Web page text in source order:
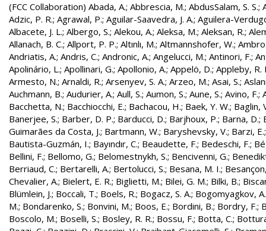
(FCC Collaboration) Abada, A.; Abbrescia, M.; AbdusSalam, S. S.;
Adzic, P. R.; Agrawal, P.; Aguilar-Saavedra, J. A.; Aguilera-
Albacete, J. L.; Albergo, S.; Alekou, A.; Aleksa, M.; Aleksan, R.;
Allanach, B. C.; Allport, P. P.; Altınlı, M.; Altmannshofer, W.;
Andriatis, A.; Andris, C.; Andronic, A.; Angelucci, M.; Antinori, F.;
Apolinário, L.; Apollinari, G.; Apollonio, A.; Appelö, D.; Appleby, R.
Armesto, N.; Arnaldi, R.; Arsenyev, S. A.; Arzeo, M.; Asai, S.;
Auchmann, B.; Audurier, A.; Aull, S.; Aumon, S.; Aune, S.; Avino, F.;
Bacchetta, N.; Bacchiocchi, E.; Bachacou, H.; Baek, Y. W.; Baglin,
Banerjee, S.; Barber, D. P.; Barducci, D.; Barjhoux, P.; Barna, D.;
Guimarães da Costa, J.; Bartmann, W.; Baryshevsky, V.; Barzi, E.
Bautista-Guzmán, I.; Bayındır, C.; Beaudette, F.; Bedeschi, F.;
Bellini, F.; Bellomo, G.; Belomestnykh, S.; Bencivenni, G.;
Berriaud, C.; Bertarelli, A.; Bertolucci, S.; Besana, M. I.;
Chevalier, A.; Bielert, E. R.; Biglietti, M.; Bilei, G. M.; Bilki, B.;
Blümlein, J.; Boccali, T.; Boels, R.; Bogacz, S. A.; Bogomyagkov, A.
M.; Bondarenko, S.; Bonvini, M.; Boos, E.; Bordini, B.; Bordry, F.;
Boscolo, M.; Boselli, S.; Bosley, R. R.; Bossu, F.; Botta, C.;